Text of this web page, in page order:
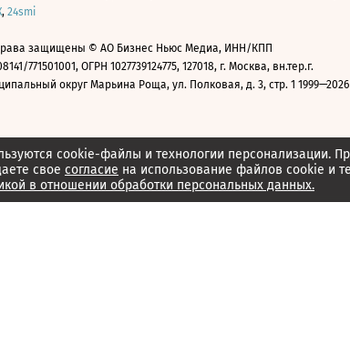
cookie-файлы и технологии персонализации.
свое согласие на использование файлов cookie и
в отношении обработки персональных данных.
, 24smi
защищены © АО Бизнес Ньюс Медиа, ИНН/КПП
771501001, ОГРН 1027739124775, 127018, г. Москва, вн.тер.г.
округ Марьина Роща, ул. Полковая, д. 3, стр. 1 1999—2026